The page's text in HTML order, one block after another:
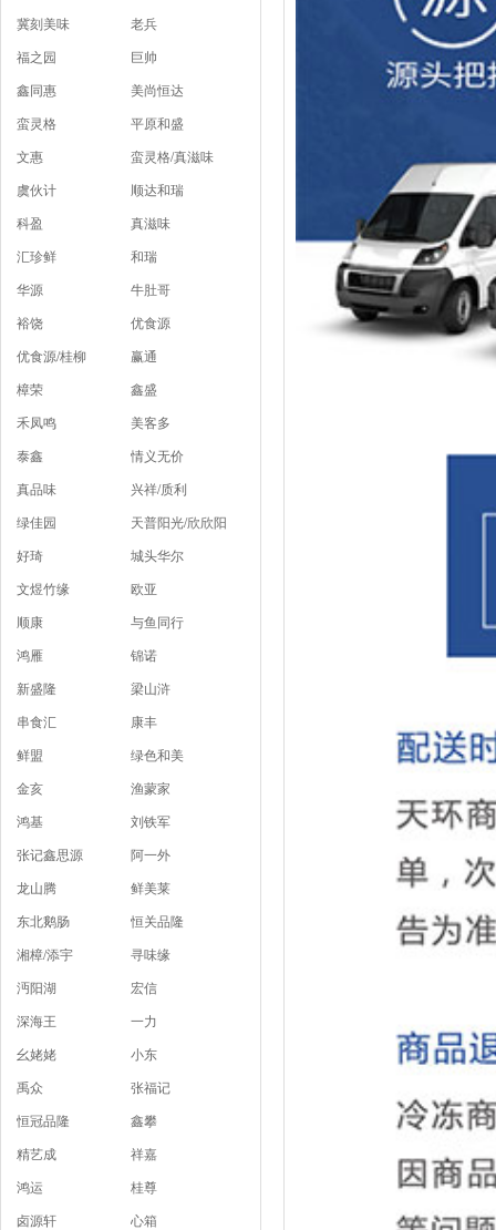
冀刻美味
老兵
福之园
巨帅
鑫同惠
美尚恒达
蛮灵格
平原和盛
文惠
蛮灵格/真滋味
虞伙计
顺达和瑞
科盈
真滋味
汇珍鲜
和瑞
华源
牛肚哥
裕饶
优食源
优食源/桂柳
赢通
樟荣
鑫盛
禾凤鸣
美客多
泰鑫
情义无价
真品味
兴祥/质利
绿佳园
天普阳光/欣欣阳
好琦
城头华尔
文煜竹缘
欧亚
顺康
与鱼同行
鸿雁
锦诺
新盛隆
梁山浒
串食汇
康丰
鲜盟
绿色和美
金亥
渔蒙家
鸿基
刘铁军
张记鑫思源
阿一外
龙山腾
鲜美莱
东北鹅肠
恒关品隆
湘樟/添宇
寻味缘
沔阳湖
宏信
深海王
一力
幺姥姥
小东
禹众
张福记
恒冠品隆
鑫攀
精艺成
祥嘉
鸿运
桂尊
卤源轩
心箱